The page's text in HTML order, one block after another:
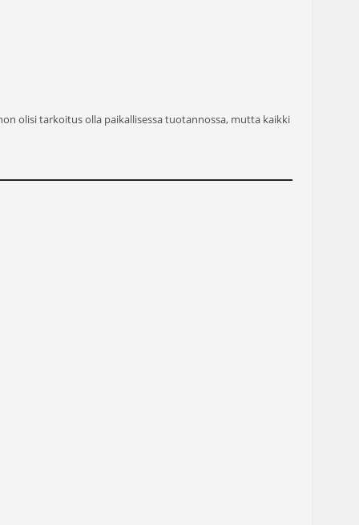
olisi tarkoitus olla paikallisessa tuotannossa, mutta kaikki